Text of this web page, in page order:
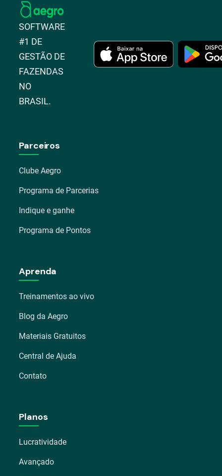
SOFTWARE
#1 DE
GESTÃO DE
FAZENDAS
NO
BRASIL.
Parceiros
Clube Aegro
Programa de Parcerias
Indique e ganhe
Programa de Pontos
Aprenda
Treinamentos ao vivo
Blog da Aegro
Materiais Gratuitos
Central de Ajuda
Contato
Planos
Lucratividade
Avançado